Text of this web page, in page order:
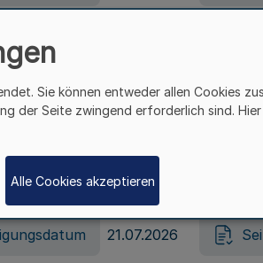
von
–
21.07.2026
Änderung des Online-
21.07.2026
Sie können entweder allen Cookies
der Seite zwingend erforderlich sind.
Alle Cookies akzeptieren